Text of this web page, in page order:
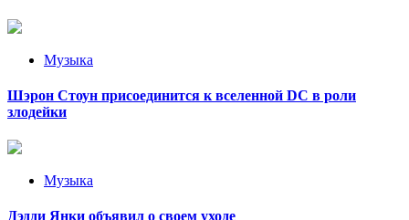
Музыка
Шэрон Стоун присоединится к вселенной DC в роли
злодейки
Музыка
Дэдди Янки объявил о своем уходе